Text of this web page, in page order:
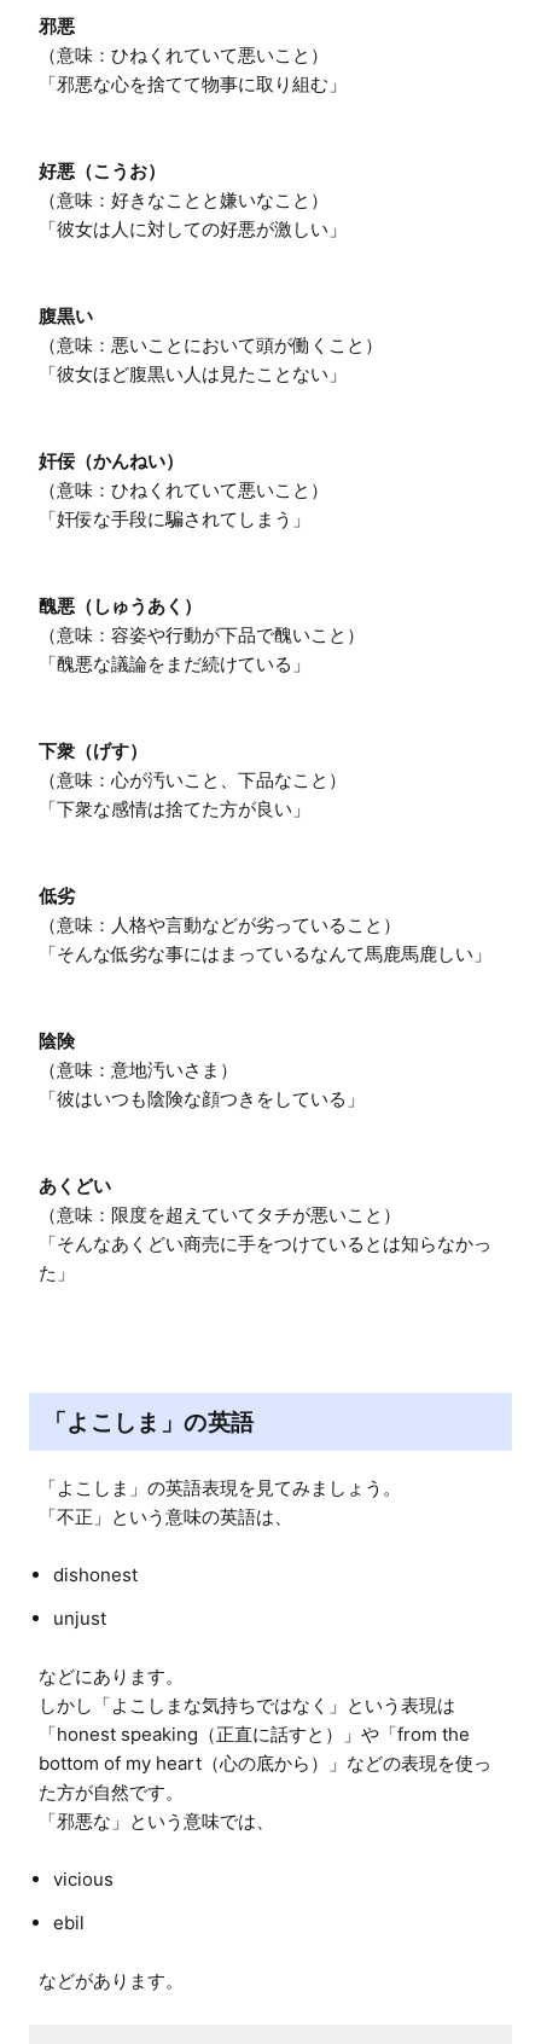
邪悪
（意味：ひねくれていて悪いこと）
「邪悪な心を捨てて物事に取り組む」
好悪（こうお）
（意味：好きなことと嫌いなこと）
「彼女は人に対しての好悪が激しい」
腹黒い
（意味：悪いことにおいて頭が働くこと）
「彼女ほど腹黒い人は見たことない」
奸佞（かんねい）
（意味：ひねくれていて悪いこと）
「奸佞な手段に騙されてしまう」
醜悪（しゅうあく）
（意味：容姿や行動が下品で醜いこと）
「醜悪な議論をまだ続けている」
下衆（げす）
（意味：心が汚いこと、下品なこと）
「下衆な感情は捨てた方が良い」
低劣
（意味：人格や言動などが劣っていること）
「そんな低劣な事にはまっているなんて馬鹿馬鹿しい」
陰険
（意味：意地汚いさま）
「彼はいつも陰険な顔つきをしている」
あくどい
（意味：限度を超えていてタチが悪いこと）
「そんなあくどい商売に手をつけているとは知らなかっ
た」
「よこしま」の英語
「よこしま」の英語表現を見てみましょう。
dishonest
unjust
などにあります。
しかし「よこしまな気持ちではなく」という表現は
「honest speaking（正直に話すと）」や「from the
bottom of my heart（心の底から）」などの表現を使っ
た方が自然です。
vicious
ebil